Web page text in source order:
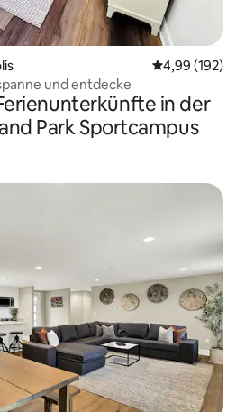
4,99 (192)
und entdecke
in der
Park Sportcampus